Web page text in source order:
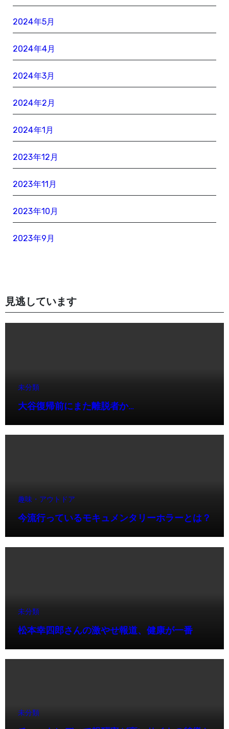
2024年5月
2024年4月
2024年3月
2024年2月
2024年1月
2023年12月
2023年11月
2023年10月
2023年9月
見逃しています
未分類
大谷復帰前にまた離脱者か…
趣味・アウトドア
今流行っているモキュメンタリーホラーとは？
未分類
松本幸四郎さんの激やせ報道、健康が一番
未分類